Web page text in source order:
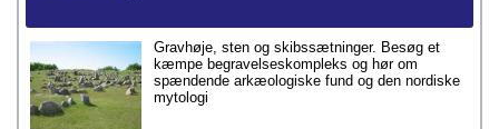
Gravhøje, sten og skibssætninger. Besøg et
kæmpe begravelseskompleks og hør om
spændende arkæologiske fund og den nordiske
mytologi